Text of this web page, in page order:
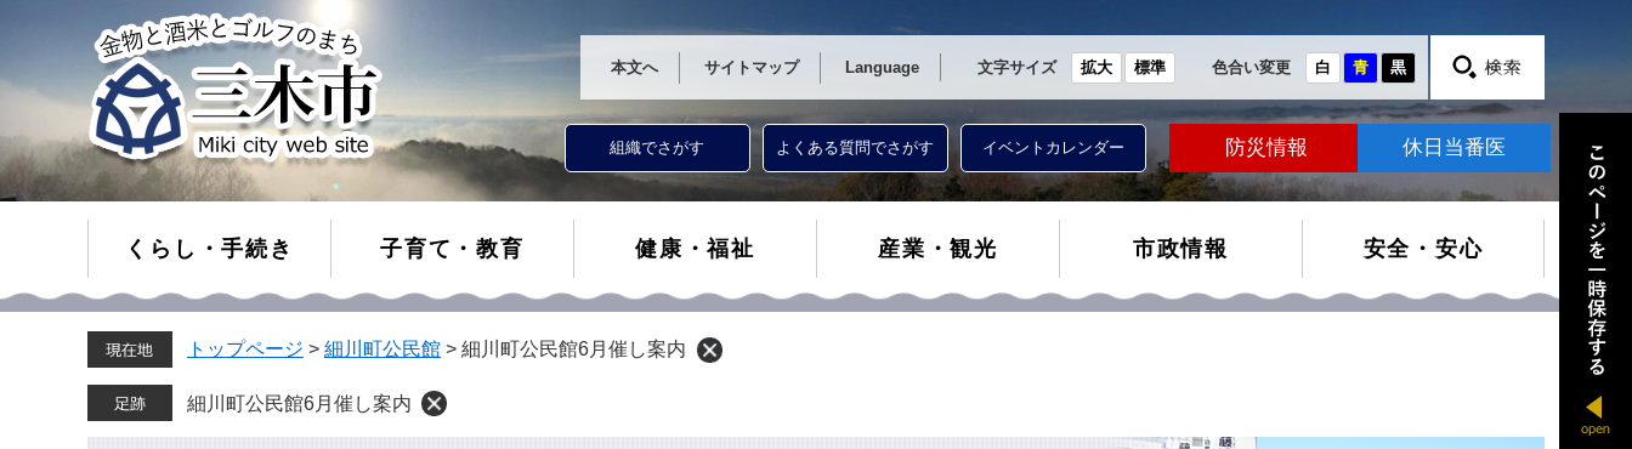
本文へ サイトマップ Language 文字サイズ 拡大 標準 色合い変更 白 青 黒
組織でさがす よくある質問でさがす イベントカレンダー 防災情報 休日当番医
くらし・手続き 子育て・教育 健康・福祉 産業・観光 市政情報 安全・安心
トップページ > 細川町公民館 > 細川町公民館6月催し案内
細川町公民館6月催し案内